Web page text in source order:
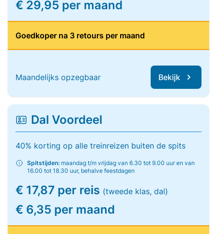
€ 29,95 per maand
Goedkoper na 3 retours per maand
Maandelijks opzegbaar Bekijk
Dal Voordeel
40% korting op alle treinreizen buiten de spits
Spitstijden: maandag t/m vrijdag van 6.30 tot 9.00 uur en van
16.00 tot 18.30 uur, behalve feestdagen
€ 17,87 per reis (tweede klas, dal)
€ 6,35 per maand